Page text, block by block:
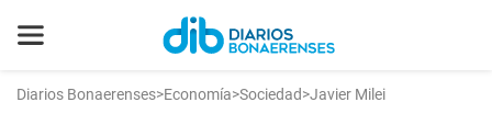
Diarios Bonaerenses>Economía>Sociedad>Javier Milei